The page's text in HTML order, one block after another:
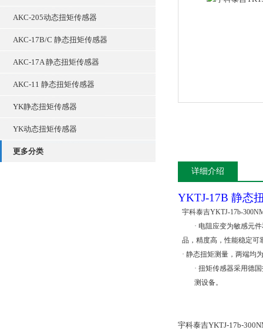
AKC-205动态扭矩传感器
AKC-17B/C 静态扭矩传感器
AKC-17A 静态扭矩传感器
AKC-11 静态扭矩传感器
YK静态扭矩传感器
YK动态扭矩传感器
更多分类
详细介绍
YKTJ-17B 静态
宇科泰吉YKTJ-17b-
· 电阻应变为敏感元
品，精度高，性能稳定可
·静态扭矩测量，两端均
·扭矩传感器采用德
测设备。
宇科泰吉YKTJ-17b-